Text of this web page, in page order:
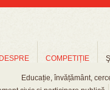
DESPRE COMPETIȚIE
Educație, învățământ,